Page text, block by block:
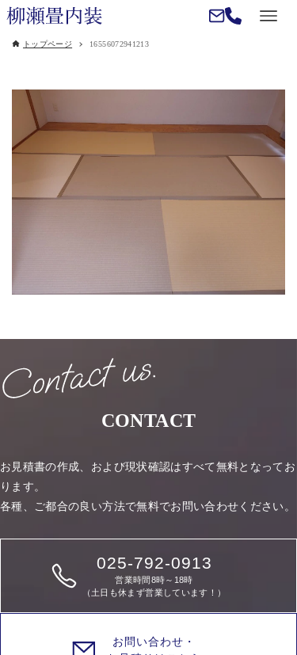
トップページ 16556072941213
CONTACT
お見積書の作成、および現状確認はすべて無料となってお
ります。
各種、ご都合の良い方法で無料でお問い合わせください。
025-792-0913
営業時間8時～18時
（土日も休まず営業しています！）
お問い合わせ・